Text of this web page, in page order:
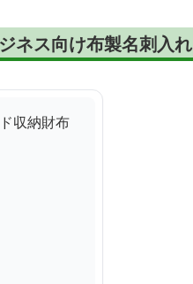
ネス向け布製名刺入れ